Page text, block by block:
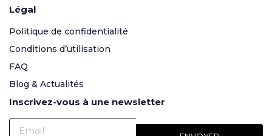
Légal
Politique de confidentialité
Conditions d’utilisation
FAQ
Blog & Actualités
Inscrivez-vous à une newsletter